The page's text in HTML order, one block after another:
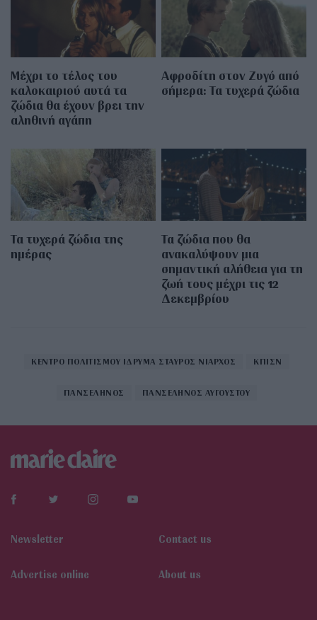
Μέχρι το τέλος του
καλοκαιριού αυτά τα
ζώδια θα έχουν βρει την
αληθινή αγάπη
Αφροδίτη στον Ζυγό από
σήμερα: Τα τυχερά ζώδια
Τα τυχερά ζώδια της
ημέρας
Τα ζώδια που θα
ανακαλύψουν μια
σημαντική αλήθεια για τη
ζωή τους μέχρι τις 12
Δεκεμβρίου
ΚΕΝΤΡΟ ΠΟΛΙΤΙΣΜΟΥ ΙΔΡΥΜΑ ΣΤΑΥΡΟΣ ΝΙΑΡΧΟΣ ΚΠΙΣΝ
ΠΑΝΣΕΛΗΝΟΣ ΠΑΝΣΕΛΗΝΟΣ ΑΥΓΟΥΣΤΟΥ
Newsletter Contact us
Αdvertise online About us